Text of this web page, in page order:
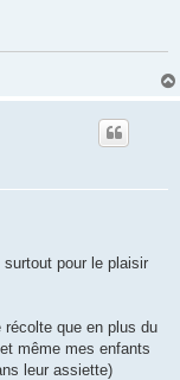
pour le plaisir
que en plus du
même mes enfants
leur assiette)